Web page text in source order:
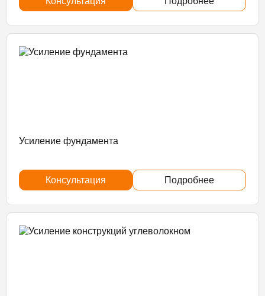
Усиление фундамента
Консультация Подробнее